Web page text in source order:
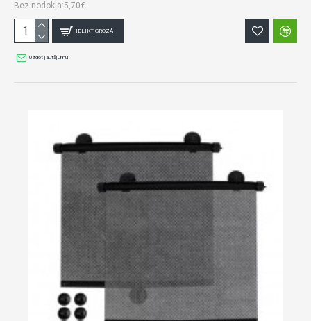
Bez nodokļa:5,70€
IELIKT GROZĀ
Uzdot jautājumu